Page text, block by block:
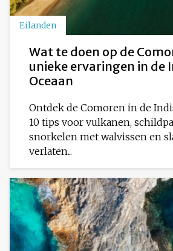
Eilanden
Wat te doen op de
unieke ervaringen in de
Oceaan
Ontdek de Comoren in de
10 tips voor vulkanen,
snorkelen met walvissen en
verlaten...